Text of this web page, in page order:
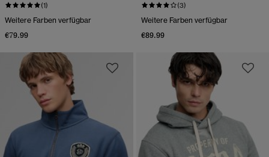
(1)
Weitere Farben verfügbar
€79.99
(3)
Weitere Farben verfügbar
€89.99